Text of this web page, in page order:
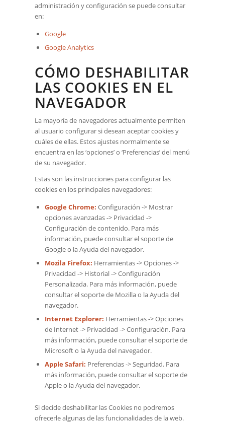
administración y configuración se puede consultar
en:
Google
Google Analytics
CÓMO DESHABILITAR
LAS COOKIES EN EL
NAVEGADOR
La mayoría de navegadores actualmente permiten
al usuario configurar si desean aceptar cookies y
cuáles de ellas. Estos ajustes normalmente se
encuentra en las ‘opciones’ o ‘Preferencias’ del menú
de su navegador.
Estas son las instrucciones para configurar las
cookies en los principales navegadores:
Google Chrome: Configuración -> Mostrar
opciones avanzadas -> Privacidad ->
Configuración de contenido. Para más
información, puede consultar el soporte de
Google o la Ayuda del navegador.
Mozila Firefox: Herramientas -> Opciones ->
Privacidad -> Historial -> Configuración
Personalizada. Para más información, puede
consultar el soporte de Mozilla o la Ayuda del
navegador.
Internet Explorer: Herramientas -> Opciones
de Internet -> Privacidad -> Configuración. Para
más información, puede consultar el soporte de
Microsoft o la Ayuda del navegador.
Apple Safari: Preferencias -> Seguridad. Para
más información, puede consultar el soporte de
Apple o la Ayuda del navegador.
Si decide deshabilitar las Cookies no podremos
ofrecerle algunas de las funcionalidades de la web.